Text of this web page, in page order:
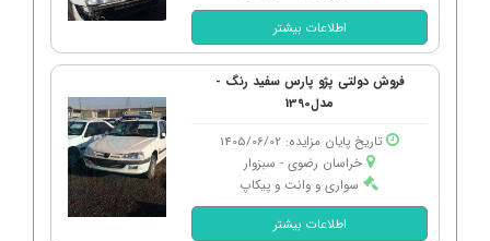
اطلاعات بیشتر
فروش دولتی پژو پارس سفید رنگ -
مدل1390
تاریخ پایان مزایده: 1405/06/02
خراسان رضوی - سبزوار
سواری و وانت و پیکاپ
اطلاعات بیشتر